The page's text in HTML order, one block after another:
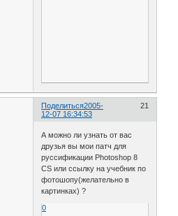
Поделиться 21
2005-
12-07 16:34:53
А можно ли узнать от вас
друзья вы мои патч для
руссификации Photoshop 8
CS или ссылку на учебник по
фотошопу(желательно в
картинках) ?
0